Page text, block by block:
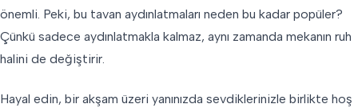
önemli. Peki, bu tavan aydınlatmaları neden bu kadar popüler?
Çünkü sadece aydınlatmakla kalmaz, aynı zamanda mekanın ruh
halini de değiştirir.
Hayal edin, bir akşam üzeri yanınızda sevdiklerinizle birlikte hoş